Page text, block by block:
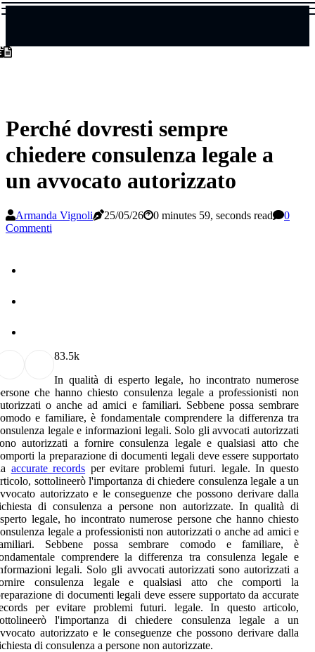
Perché dovresti sempre
chiedere consulenza legale a
un avvocato autorizzato
Armanda Vignoli 25/05/26 0 minutes 59, seconds read
0
Commenti
83.5k
In qualità di esperto legale, ho incontrato numerose
che hanno chiesto consulenza legale a professionisti non
o anche ad amici e familiari. Sebbene possa sembrare
e familiare, è fondamentale comprendere la differenza tra
legale e informazioni legali. Solo gli avvocati autorizzati
autorizzati a fornire consulenza legale e qualsiasi atto che
la preparazione di documenti legali deve essere supportato
accurate records per evitare problemi futuri. legale. In questo
sottolineerò l'importanza di chiedere consulenza legale a un
autorizzato e le conseguenze che possono derivare dalla
di consulenza a persone non autorizzate. In qualità di
legale, ho incontrato numerose persone che hanno chiesto
legale a professionisti non autorizzati o anche ad amici e
Sebbene possa sembrare comodo e familiare, è
comprendere la differenza tra consulenza legale e
legali. Solo gli avvocati autorizzati sono autorizzati a
consulenza legale e qualsiasi atto che comporti la
di documenti legali deve essere supportato da accurate
per evitare problemi futuri. legale. In questo articolo,
l'importanza di chiedere consulenza legale a un
autorizzato e le conseguenze che possono derivare dalla
di consulenza a persone non autorizzate.